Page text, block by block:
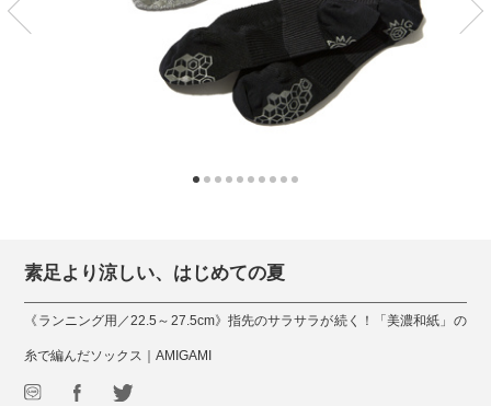
素足より涼しい、はじめての夏
《ランニング用／22.5～27.5cm》指先のサラサラが続く！「美濃和紙」の
糸で編んだソックス｜AMIGAMI